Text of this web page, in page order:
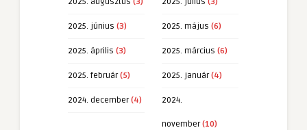
2025. június (3) 2025. május (6)
2025. április (3) 2025. március (6)
2025. február(5) 2025. január(4)
2024. december(4) 2024.
november(10)